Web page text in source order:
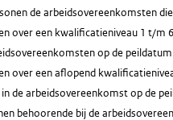
de arbeidsovereenkomsten
over een kwalificatieniveau 1 t/m
op de
over een aflopend
de arbeidsovereenkomst op de
behoorende bij de